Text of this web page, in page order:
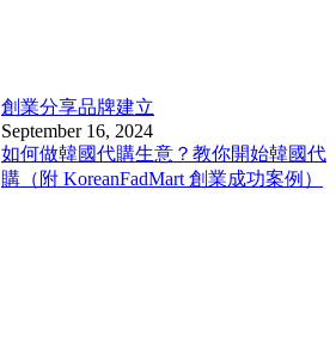
創業分享品牌建立
September 16, 2024
如何做韓國代購生意？教你開始韓國代
購（附 KoreanFadMart 創業成功案例）